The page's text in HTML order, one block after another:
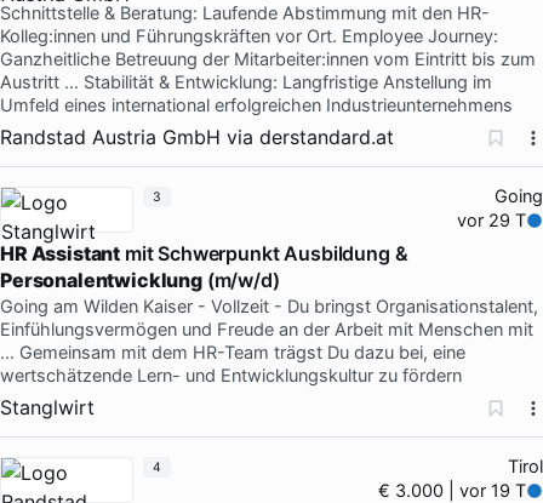
Schnittstelle & Beratung: Laufende Abstimmung mit den HR-
Kolleg:innen und Führungskräften vor Ort. Employee Journey:
Ganzheitliche Betreuung der Mitarbeiter:innen vom Eintritt bis zum
Austritt … Stabilität & Entwicklung: Langfristige Anstellung im
Umfeld eines international erfolgreichen Industrieunternehmens
Randstad Austria GmbH via derstandard.at
Going
vor 29 T
HR Assistant mit Schwerpunkt Ausbildung &
Personalentwicklung(m/w/d)
Going am Wilden Kaiser - Vollzeit - Du bringst Organisationstalent,
Einfühlungsvermögen und Freude an der Arbeit mit Menschen mit
… Gemeinsam mit dem HR-Team trägst Du dazu bei, eine
wertschätzende Lern- und Entwicklungskultur zu fördern
Stanglwirt
3
Tirol
€ 3.000 | vor 19 T
4